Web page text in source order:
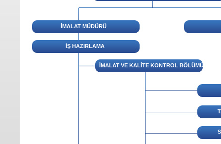
İMALAT MÜDÜRÜ
İŞ HAZIRLAMA
İMALAT VE KALİTE KONTROL BÖLÜMÜ